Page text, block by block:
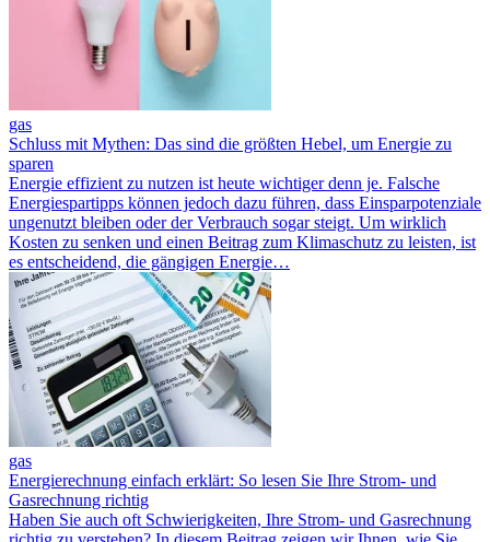
gas
Schluss mit Mythen: Das sind die größten Hebel, um Energie zu
sparen
Energie effizient zu nutzen ist heute wichtiger denn je. Falsche
Energiespartipps können jedoch dazu führen, dass Einsparpotenziale
ungenutzt bleiben oder der Verbrauch sogar steigt. Um wirklich
Kosten zu senken und einen Beitrag zum Klimaschutz zu leisten, ist
es entscheidend, die gängigen Energie…
gas
Energierechnung einfach erklärt: So lesen Sie Ihre Strom- und
Gasrechnung richtig
Haben Sie auch oft Schwierigkeiten, Ihre Strom- und Gasrechnung